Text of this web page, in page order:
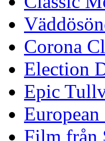
Corona
Election
Epic
Film från